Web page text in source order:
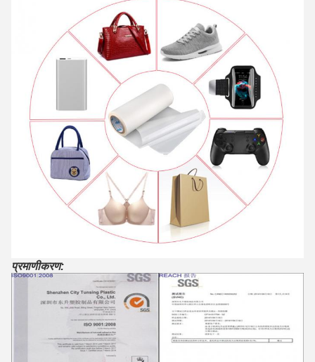
प्रमाणीकरण: